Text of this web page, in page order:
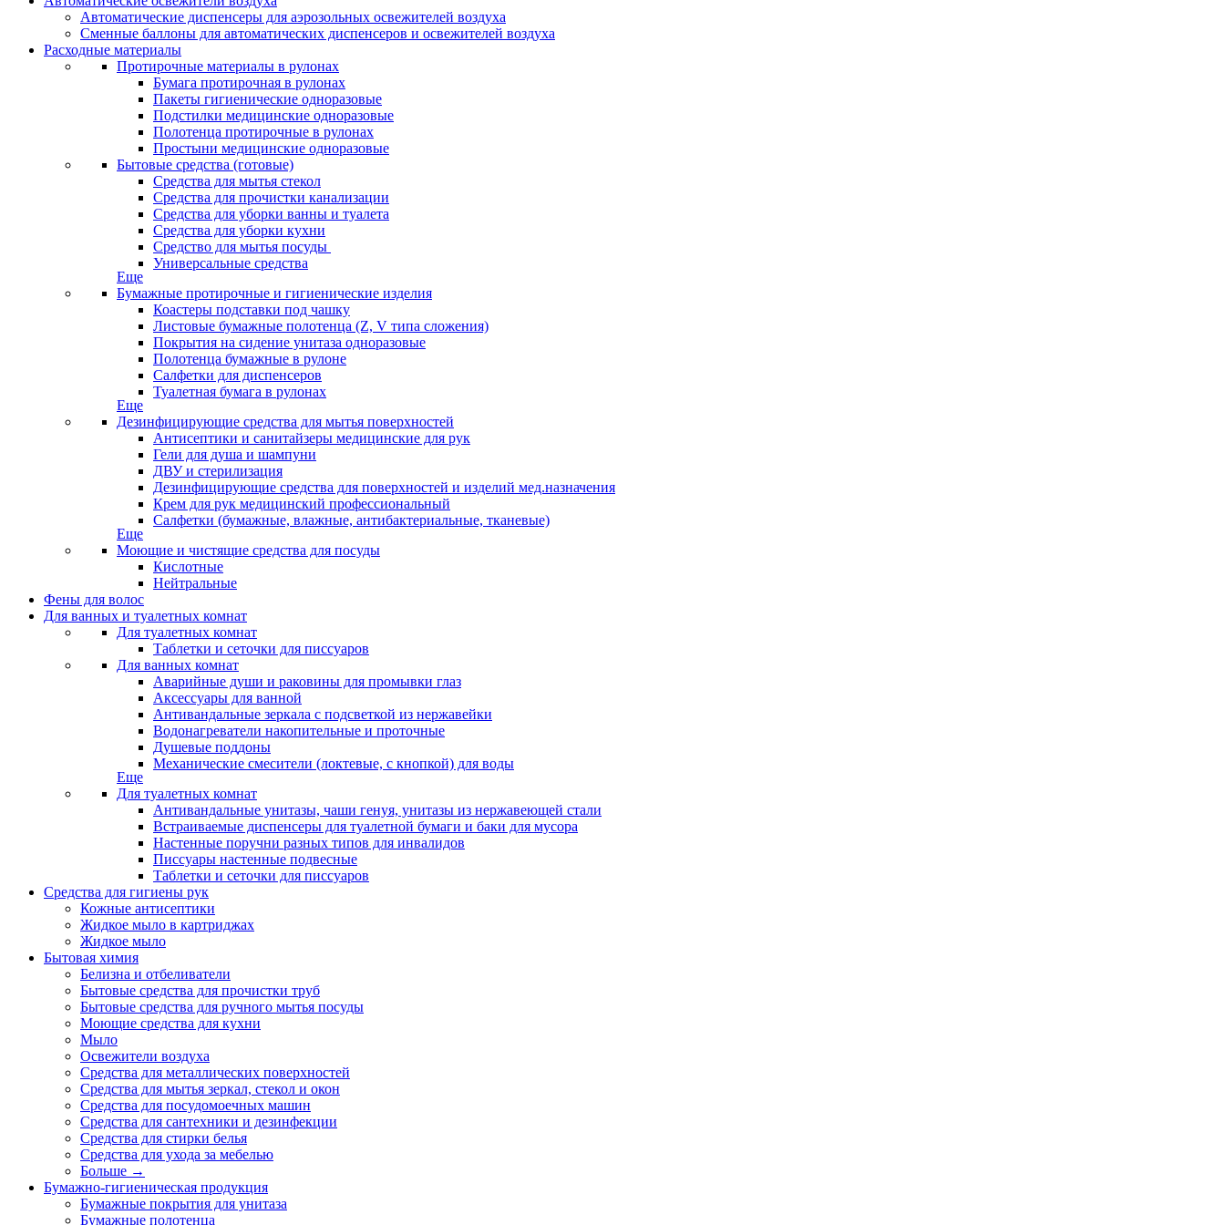
Автоматические диспенсеры для аэрозольных освежителей воздуха
Сменные баллоны для автоматических диспенсеров и освежителей воздуха
Расходные материалы
Протирочные материалы в рулонах
Бумага протирочная в рулонах
Пакеты гигиенические одноразовые
Подстилки медицинские одноразовые
Полотенца протирочные в рулонах
Простыни медицинские одноразовые
Бытовые средства (готовые)
Средства для мытья стекол
Средства для прочистки канализации
Средства для уборки ванны и туалета
Средства для уборки кухни
Средство для мытья посуды
Универсальные средства
Еще
Бумажные протирочные и гигиенические изделия
Коастеры подставки под чашку
Листовые бумажные полотенца (Z, V типа сложения)
Покрытия на сидение унитаза одноразовые
Полотенца бумажные в рулоне
Салфетки для диспенсеров
Туалетная бумага в рулонах
Еще
Дезинфицирующие средства для мытья поверхностей
Антисептики и санитайзеры медицинские для рук
Гели для душа и шампуни
ДВУ и стерилизация
Дезинфицирующие средства для поверхностей и изделий мед.назначения
Крем для рук медицинский профессиональный
Салфетки (бумажные, влажные, антибактериальные, тканевые)
Еще
Моющие и чистящие средства для посуды
Кислотные
Нейтральные
Фены для волос
Для ванных и туалетных комнат
Для туалетных комнат
Таблетки и сеточки для писсуаров
Для ванных комнат
Аварийные души и раковины для промывки глаз
Аксессуары для ванной
Антивандальные зеркала с подсветкой из нержавейки
Водонагреватели накопительные и проточные
Душевые поддоны
Механические смесители (локтевые, с кнопкой) для воды
Еще
Для туалетных комнат
Антивандальные унитазы, чаши генуя, унитазы из нержавеющей стали
Встраиваемые диспенсеры для туалетной бумаги и баки для мусора
Настенные поручни разных типов для инвалидов
Писсуары настенные подвесные
Таблетки и сеточки для писсуаров
Средства для гигиены рук
Кожные антисептики
Жидкое мыло в картриджах
Жидкое мыло
Бытовая химия
Белизна и отбеливатели
Бытовые средства для прочистки труб
Бытовые средства для ручного мытья посуды
Моющие средства для кухни
Мыло
Освежители воздуха
Средства для металлических поверхностей
Средства для мытья зеркал, стекол и окон
Средства для посудомоечных машин
Средства для сантехники и дезинфекции
Средства для стирки белья
Средства для ухода за мебелью
Больше →
Бумажно-гигиеническая продукция
Бумажные покрытия для унитаза
Бумажные полотенца